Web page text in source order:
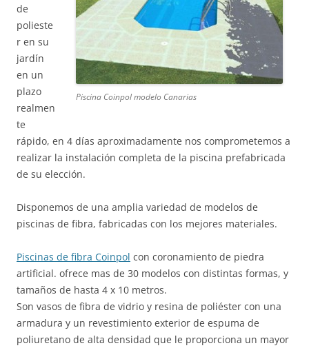
Piscina Coinpol modelo Canarias
de
polieste
r en su
jardín
en un
plazo
realmen
te
rápido, en 4 días aproximadamente nos comprometemos a
realizar la instalación completa de la piscina prefabricada
de su elección.
Disponemos de una amplia variedad de modelos de
piscinas de fibra, fabricadas con los mejores materiales.
Piscinas de fibra Coinpol con coronamiento de piedra
artificial. ofrece mas de 30 modelos con distintas formas, y
tamaños de hasta 4 x 10 metros.
Son vasos de fibra de vidrio y resina de poliéster con una
armadura y un revestimiento exterior de espuma de
poliuretano de alta densidad que le proporciona un mayor